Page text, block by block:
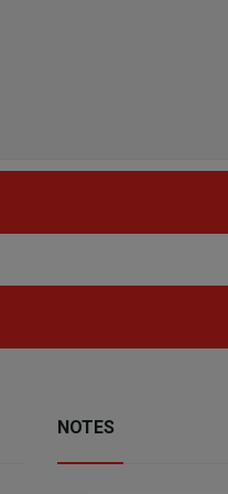
NOTES